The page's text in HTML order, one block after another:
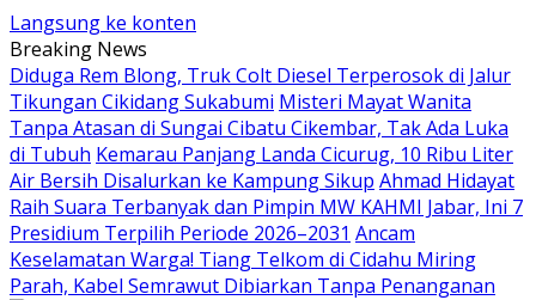
Langsung ke konten
Breaking News
Diduga Rem Blong, Truk Colt Diesel Terperosok di Jalur
Tikungan Cikidang Sukabumi Misteri Mayat Wanita
Tanpa Atasan di Sungai Cibatu Cikembar, Tak Ada Luka
di Tubuh Kemarau Panjang Landa Cicurug, 10 Ribu Liter
Air Bersih Disalurkan ke Kampung Sikup Ahmad Hidayat
Raih Suara Terbanyak dan Pimpin MW KAHMI Jabar, Ini 7
Presidium Terpilih Periode 2026–2031 Ancam
Keselamatan Warga! Tiang Telkom di Cidahu Miring
Parah, Kabel Semrawut Dibiarkan Tanpa Penanganan